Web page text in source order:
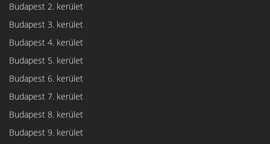
Budapest 2. kerület
Budapest 3. kerület
Budapest 4. kerület
Budapest 5. kerület
Budapest 6. kerület
Budapest 7. kerület
Budapest 8. kerület
Budapest 9. kerület